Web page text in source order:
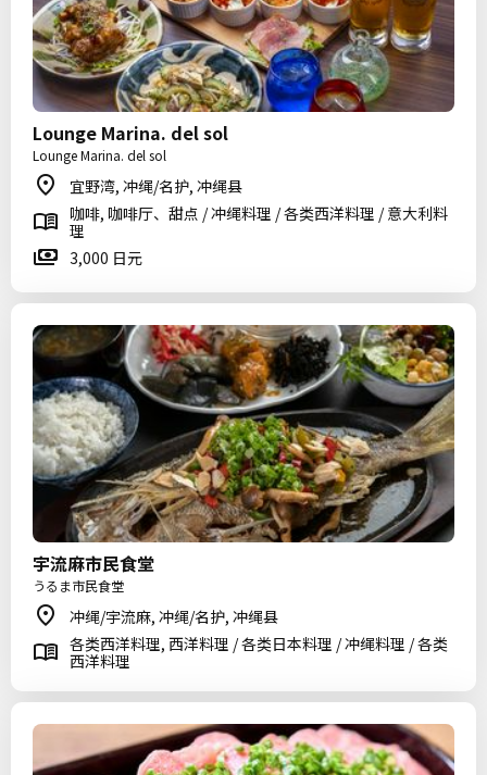
Lounge Marina. del sol
Lounge Marina. del sol
宜野湾, 冲绳/名护, 冲绳县
咖啡, 咖啡厅、甜点 / 冲绳料理 / 各类西洋料理 / 意大利料
理
3,000 日元
宇流麻市民食堂
うるま市民食堂
冲绳/宇流麻, 冲绳/名护, 冲绳县
各类西洋料理, 西洋料理 / 各类日本料理 / 冲绳料理 / 各类
西洋料理